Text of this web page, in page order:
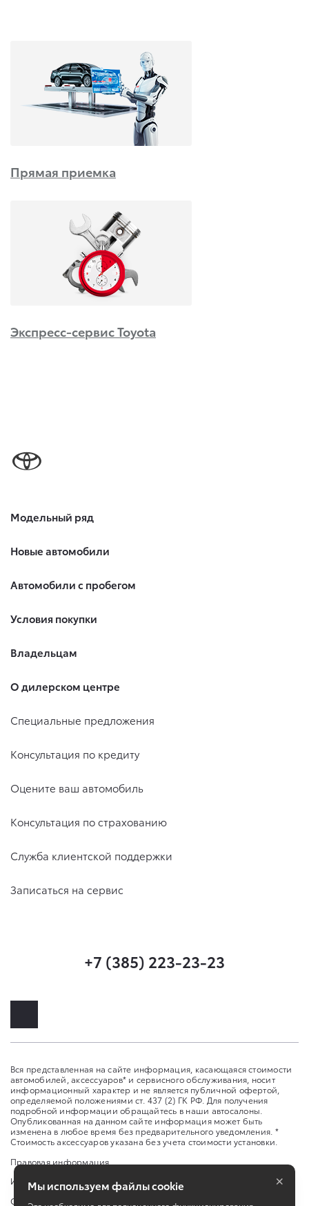
Прямая приемка
Экспресс-сервис Toyota
Модельный ряд
Новые автомобили
Автомобили с пробегом
Условия покупки
Владельцам
О дилерском центре
Специальные предложения
Консультация по кредиту
Оцените ваш автомобиль
Консультация по страхованию
Служба клиентской поддержки
Записаться на сервис
+7 (385) 223-23-23
Вся представленная на сайте информация, касающаяся стоимости
автомобилей, аксессуаров* и сервисного обслуживания, носит
информационный характер и не является публичной офертой,
определяемой положениями ст. 437 (2) ГК РФ. Для получения
подробной информации обращайтесь в наши автосалоны.
Опубликованная на данном сайте информация может быть
изменена в любое время без предварительного уведомления. *
Стоимость аксессуаров указана без учета стоимости установки.
Правовая информация
Изменить настройку cookies
Сбросить cookie
Мы используем файлы cookie ×